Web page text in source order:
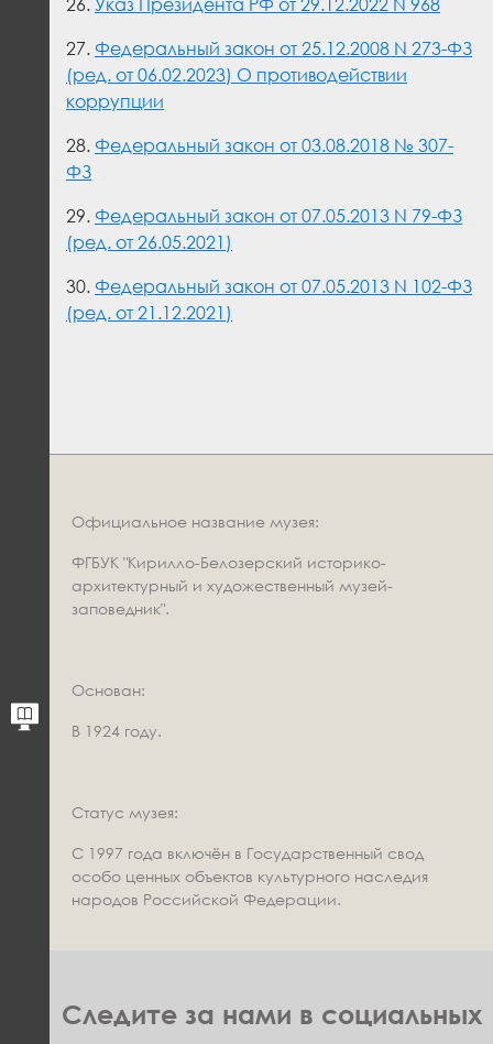
26. Указ Президента РФ от 29.12.2022 N 968
27. Федеральный закон от 25.12.2008 N 273-ФЗ
(ред. от 06.02.2023) О противодействии
коррупции
28. Федеральный закон от 03.08.2018 № 307-
ФЗ
29. Федеральный закон от 07.05.2013 N 79-ФЗ
(ред. от 26.05.2021)
30. Федеральный закон от 07.05.2013 N 102-ФЗ
(ред. от 21.12.2021)
Официальное название музея:
ФГБУК "Кирилло-Белозерский историко-
архитектурный и художественный музей-
заповедник".
Основан:
В 1924 году.
Статус музея:
С 1997 года включён в Государственный свод
особо ценных объектов культурного наследия
народов Российской Федерации.
Следите за нами в социальных